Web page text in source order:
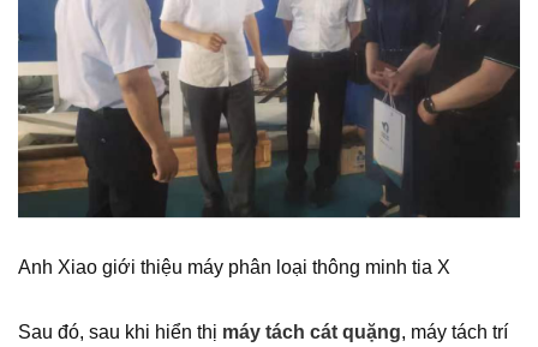
Anh Xiao giới thiệu máy phân loại thông minh tia X
Sau đó, sau khi hiển thị máy tách cát quặng, máy tách trí